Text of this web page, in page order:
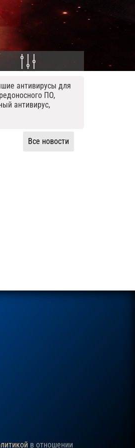
антивирусы для
ПО,
антивирус,
Все новости
в отношении